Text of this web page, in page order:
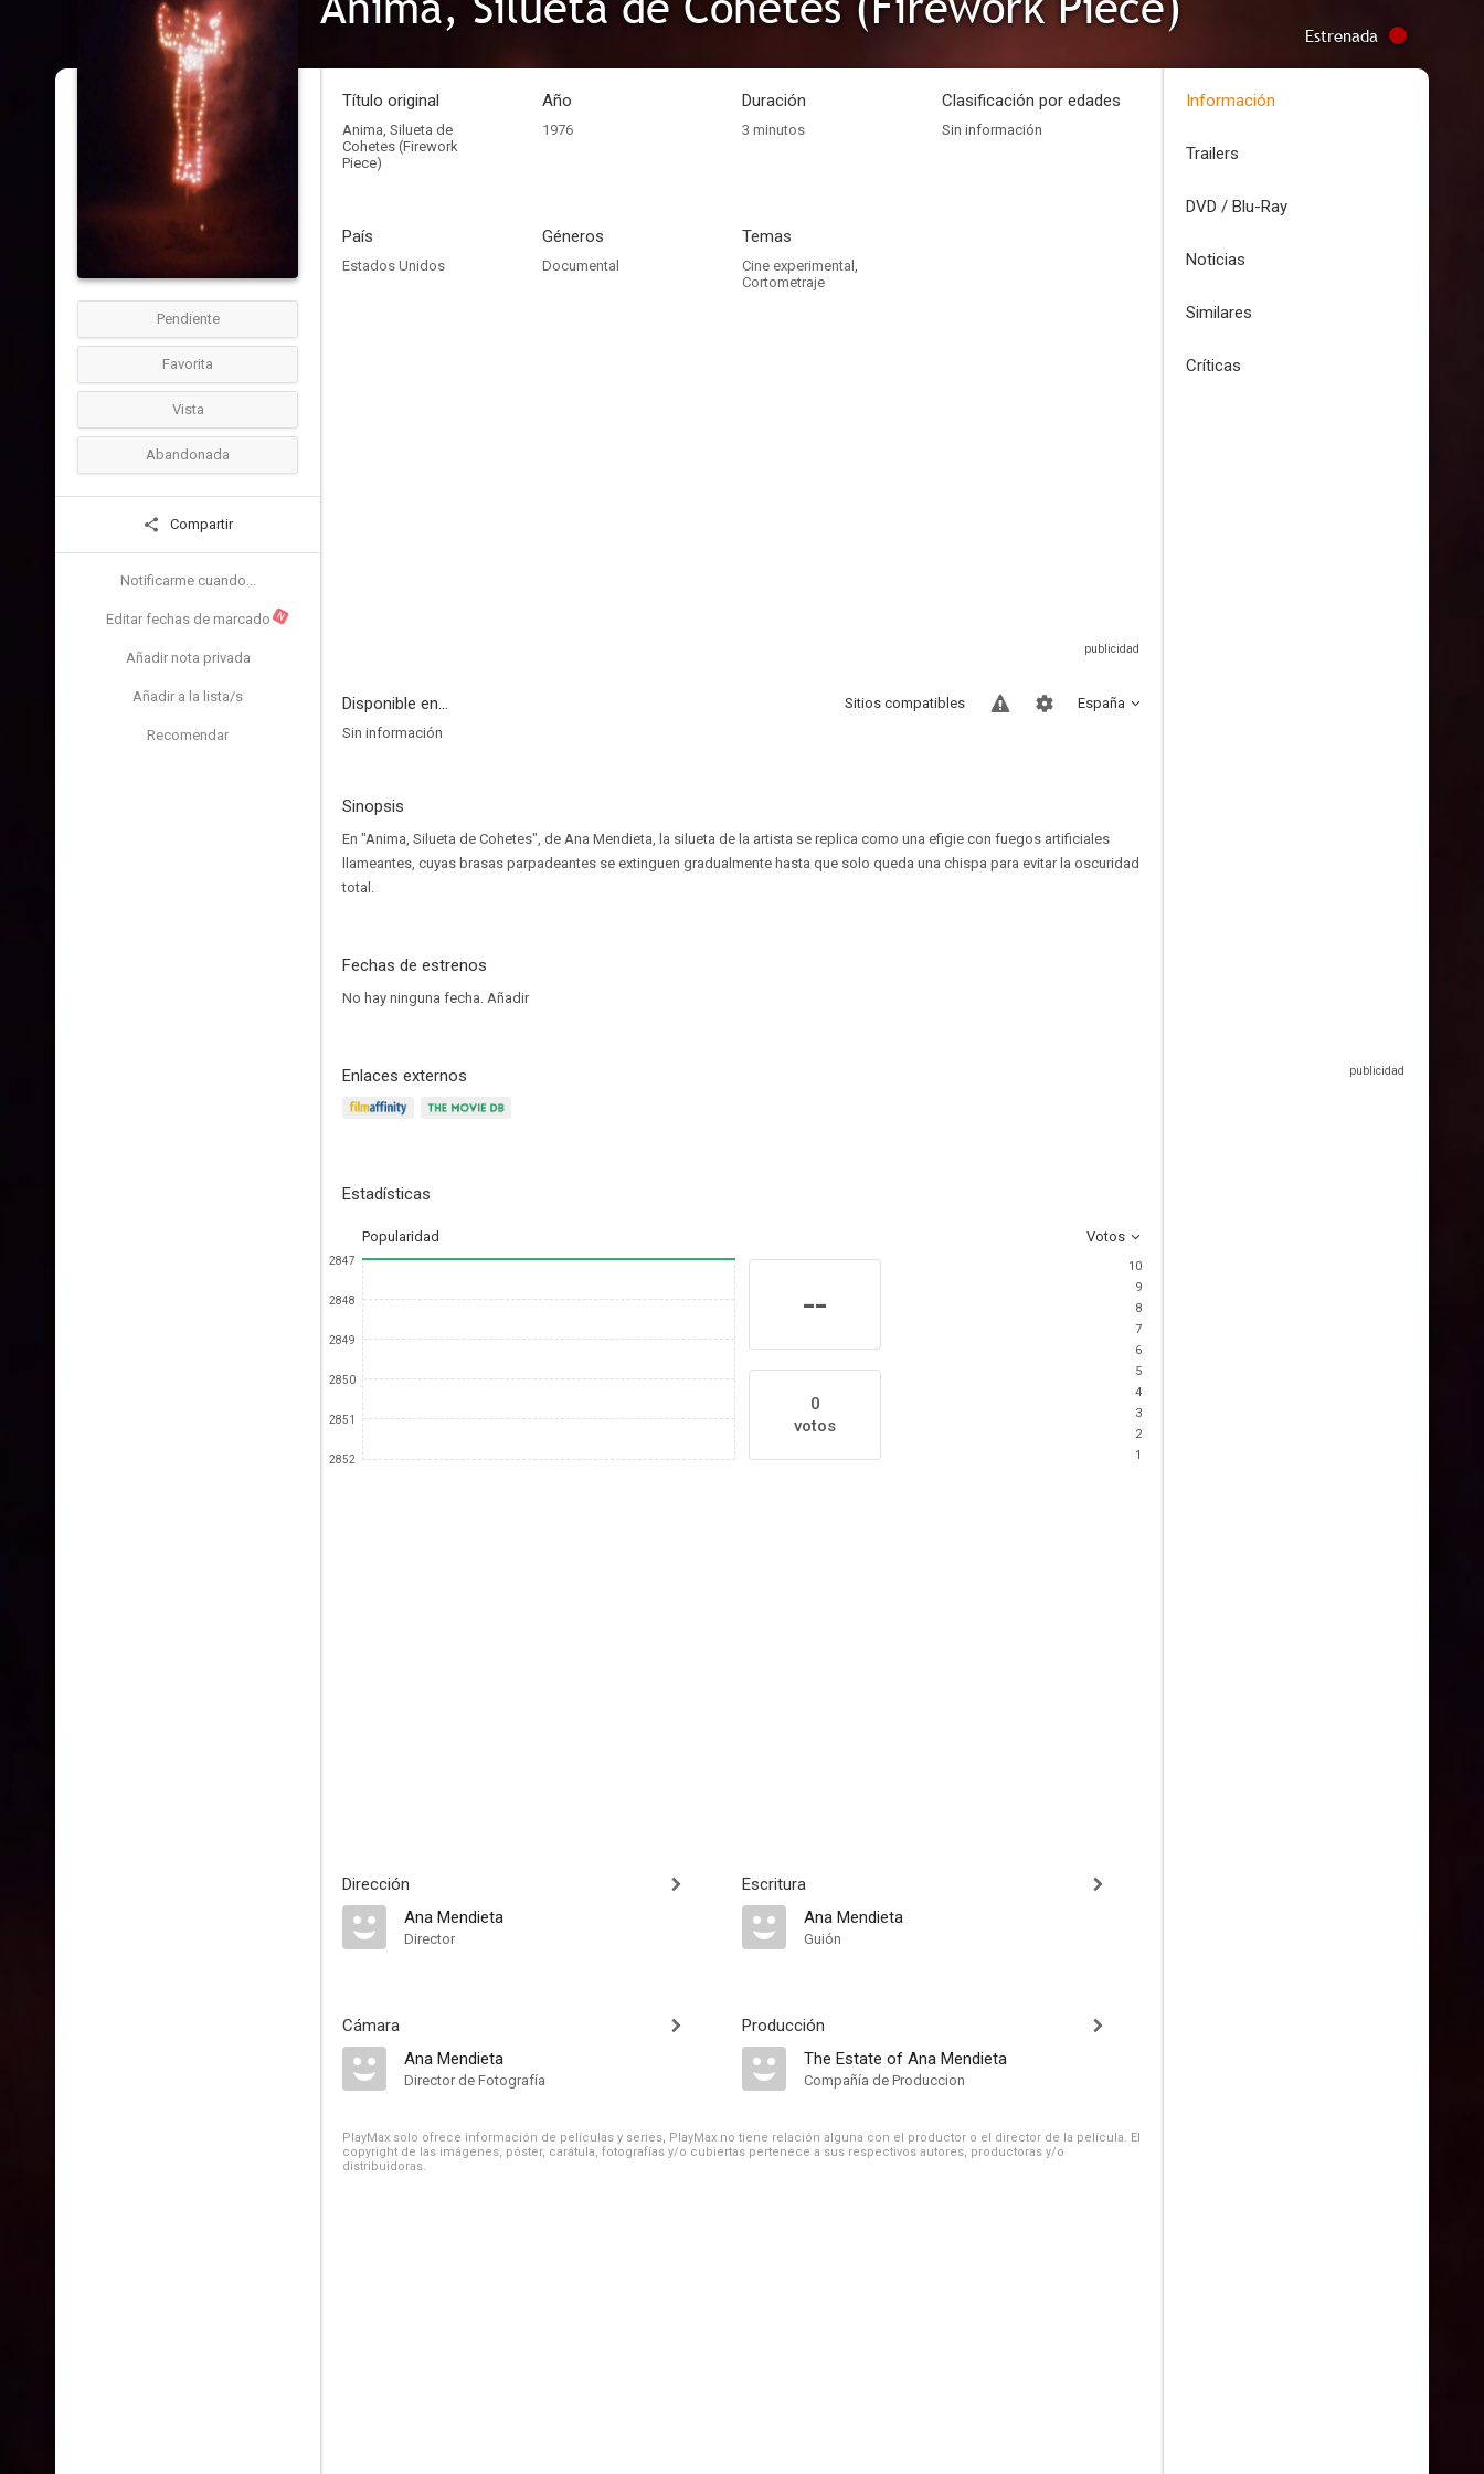
Estrenada
Pendiente
Favorita
Vista
Abandonada
Compartir
Notificarme cuando...
Editar fechas de marcado N
Añadir nota privada
Añadir a la lista/s
Recomendar
Título original
Anima, Silueta de
Cohetes (Firework
Piece)
Año
1976
Duración
3 minutos
Clasificación por edades
Sin información
País
Estados Unidos
Géneros
Documental
Temas
Cine experimental ,
Cortometraje
Disponible en... España
Sitios compatibles
Sin información
Sinopsis
En "Anima, Silueta de Cohetes", de Ana Mendieta, la silueta de la artista se replica como una efigie con fuegos artificiales
llameantes, cuyas brasas parpadeantes se extinguen gradualmente hasta que solo queda una chispa para evitar la oscuridad
total.
Fechas de estrenos
No hay ninguna fecha. Añadir
Enlaces externos
Estadísticas
Popularidad Votos
2847
2848
2849
2850
2851
2852
--
0
votos
10
9
8
7
6
5
4
3
2
1
Dirección
Ana Mendieta
Director
Cámara
Ana Mendieta
Director de Fotografía
Escritura
Ana Mendieta
Guión
Producción
The Estate of Ana Mendieta
Compañía de Produccion
PlayMax solo ofrece información de películas y series, PlayMax no tiene relación alguna con el productor o el director de la película. El
copyright de las imágenes, póster, carátula, fotografías y/o cubiertas pertenece a sus respectivos autores, productoras y/o
distribuidoras.
Información
Trailers
DVD / Blu-Ray
Noticias
Similares
Críticas